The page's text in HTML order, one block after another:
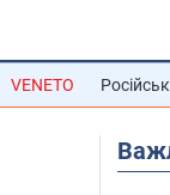
VENETO